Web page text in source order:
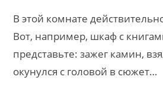
В этой комнате
Вот, например, шкаф с
представьте: зажег камин,
окунулся с головой в сюжет…